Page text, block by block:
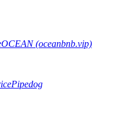
данных, включая
OCEAN (oceanbnb.vip)
Pipedog